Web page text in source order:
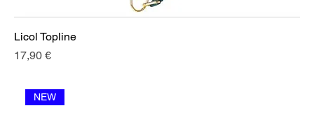
Licol Topline
Prix
17,90 €
NEW